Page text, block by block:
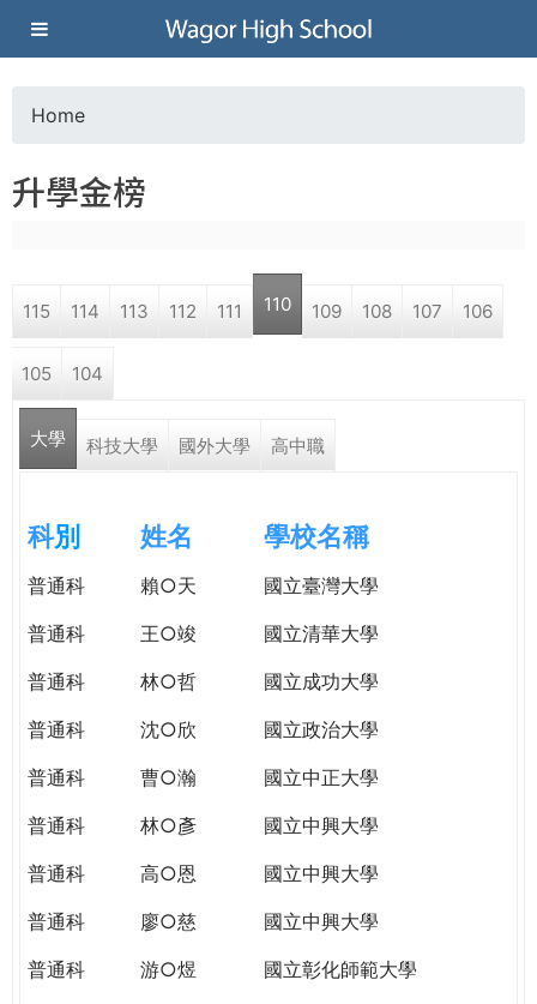
Jump to navigation
葳
格
高
學
格。
o
a
r
e
e
r
e
Home
升學金榜
115 114 113 112 111 110 109 108 107 106
105 104
大學 科技大學 國外大學 高中職
科別 姓名 學校名稱
普通科 賴○天
國立臺灣大學
普通科
王○竣
國立清華大學
普通科
林○哲
國立成功大學
普通科
沈○欣
國立政治大學
普通科
曹○瀚
國立中正大學
普通科
林○彥
國立中興大學
普通科
高○恩
國立中興大學
普通科
廖○慈
國立中興大學
普通科
游○煜
國立彰化師範大學